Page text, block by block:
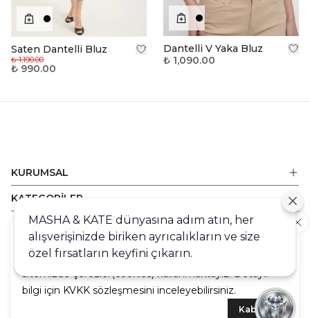
Cookie
Sizlere en iyi alışveriş deneyimini sunabilmek adına
sitemizde çerezler(cookies) kullanmaktayız. Detaylı
bilgi için KVKK sözleşmesini inceleyebilirsiniz.
Kabul Et
Saten Dantelli Bluz
₺ 1,190.00
₺ 990.00
Dantelli V Yaka Bluz
₺ 1,090.00
KURUMSAL
KATEGORİLER
ALIŞVERİŞ
DESTEK
MASHA & KATE dünyasına adım atın, her
alışverişinizde biriken ayrıcalıkların ve size
özel fırsatların keyfini çıkarın.